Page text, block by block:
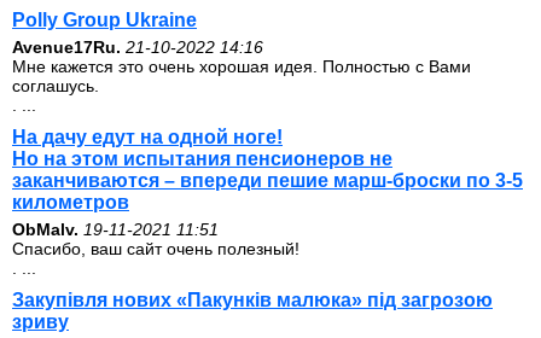
Polly Group Ukraine
Avenue17Ru. 21-10-2022 14:16
Мне кажется это очень хорошая идея. Полностью с Вами
соглашусь.
На дачу едут на одной ноге!
Но на этом испытания пенсионеров не
заканчиваются – впереди пешие марш-броски по 3-5
километров
ОbMalv. 19-11-2021 11:51
Спасибо, ваш сайт очень полезный!
Закупівля нових «Пакунків малюка» під загрозою
зриву